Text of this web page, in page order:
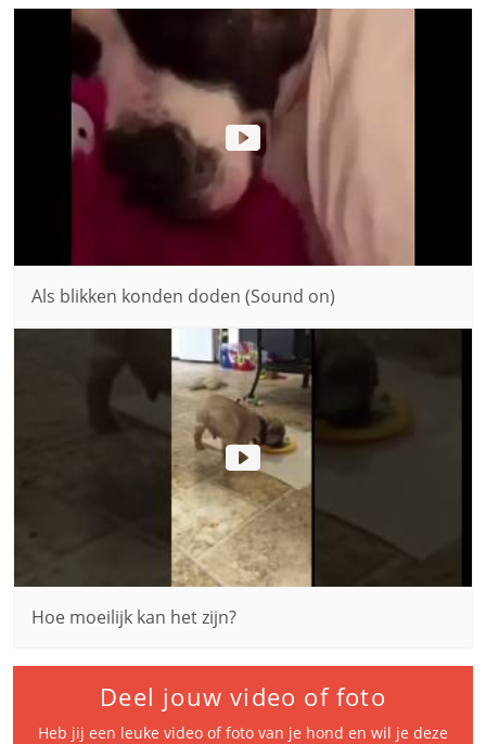
Als blikken konden doden (Sound on)
Hoe moeilijk kan het zijn?
Deel jouw video of foto
Heb jij een leuke video of foto van je hond en wil je deze